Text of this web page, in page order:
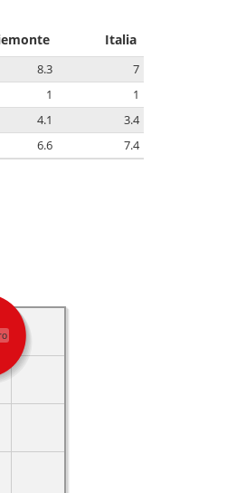
Italia
8.3
7
1
1
4.1
3.4
6.6 7.4